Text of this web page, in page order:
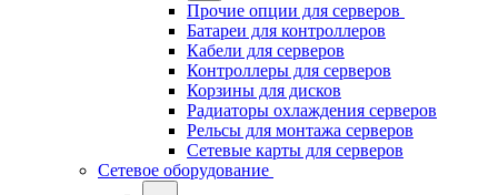
Прочие опции для серверов
Батареи для контроллеров
Кабели для серверов
Контроллеры для серверов
Корзины для дисков
Радиаторы охлаждения серверов
Рельсы для монтажа серверов
Сетевые карты для серверов
Сетевое оборудование